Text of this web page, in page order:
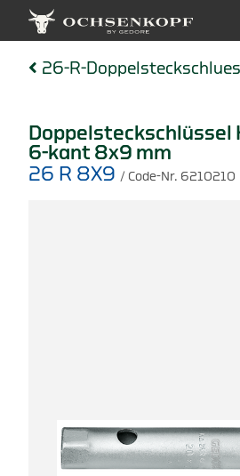
26-R-
Doppelsteckschlüssel
6-kant 8x9 mm
26 R 8X9 / Code-Nr. 6210210